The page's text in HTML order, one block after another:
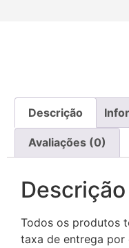
Descrição
Avaliações (0)
Descrição
Todos os produtos
taxa de entrega por